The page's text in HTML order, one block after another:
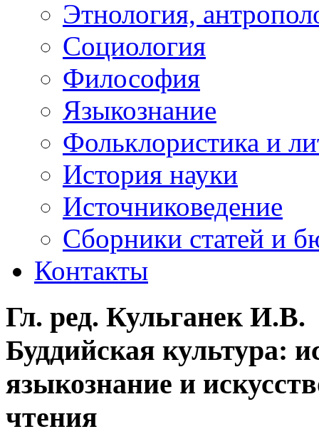
Этнология,
Социология
Философия
Языкознание
Фольклористика и
История науки
Источниковедение
Cборники статей и
Контакты
Гл. ред. Кульганек И.В.
Буддийская культура:
языкознание и
чтения